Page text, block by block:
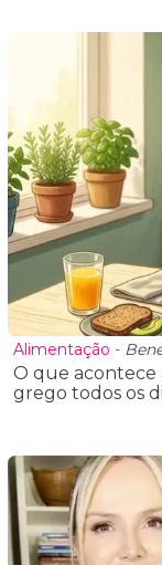
Alimentação -
O que acontece
grego todos os